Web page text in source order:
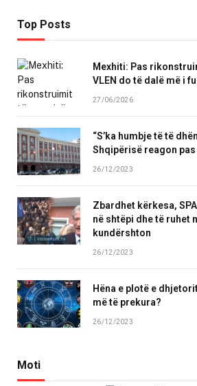
Top Posts
Mexhiti: Pas
VLEN do të dalë më i
27/06/2026
“S’ka humbje të të
Shqipërisë reagon
26/12/2023
Zbardhet kërkesa,
në shtëpi dhe të ruhet
kundërshton
26/12/2023
Hëna e plotë e
më të prekura?
26/12/2023
Moti